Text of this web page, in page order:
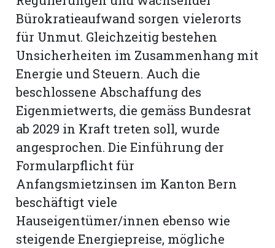
Bürokratieaufwand sorgen vielerorts
für Unmut. Gleichzeitig bestehen
Unsicherheiten im Zusammenhang mit
Energie und Steuern. Auch die
beschlossene Abschaffung des
Eigenmietwerts, die gemäss Bundesrat
ab 2029 in Kraft treten soll, wurde
angesprochen. Die Einführung der
Formularpflicht für
Anfangsmietzinsen im Kanton Bern
beschäftigt viele
Hauseigentümer/innen ebenso wie
steigende Energiepreise, mögliche